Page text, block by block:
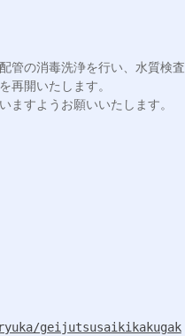
管の消毒洗浄を行い、水質検査
再開いたします。
すようお願いいたします。
geijutsusaikikakugak